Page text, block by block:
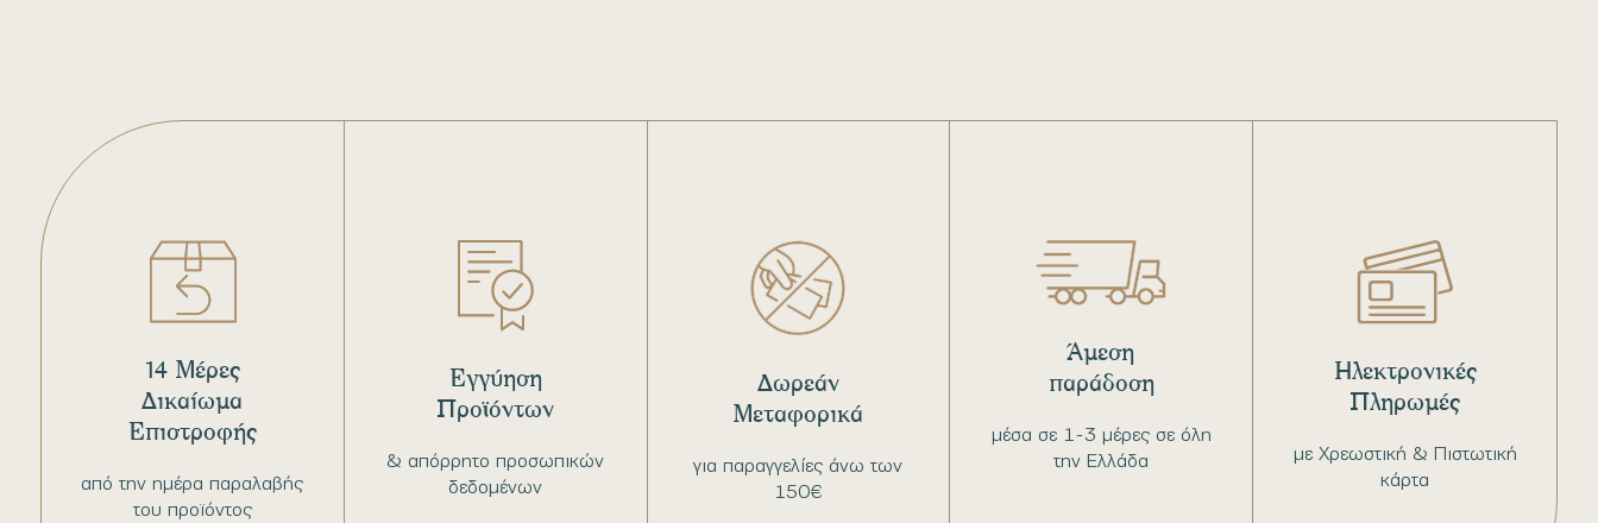
από την ημέρα παραλαβής
του προϊόντος
14 Μέρες
Δικαίωμα
Επιστροφής
& απόρρητο προσωπικών
δεδομένων
Εγγύηση
Προϊόντων
για παραγγελίες άνω των
150€
Δωρεάν
Μεταφορικά
μέσα σε 1-3 μέρες σε όλη
την Ελλάδα
Άμεση
παράδοση
με Χρεωστική & Πιστωτική
κάρτα
Ηλεκτρονικές
Πληρωμές